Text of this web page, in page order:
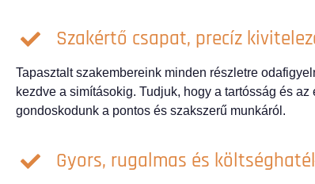
Szakértő csapat, precíz
Tapasztalt szakembereink minden részletre
kezdve a simításokig. Tudjuk, hogy a tartósság és
gondoskodunk a pontos és szakszerű munkáról.
Gyors, rugalmas és